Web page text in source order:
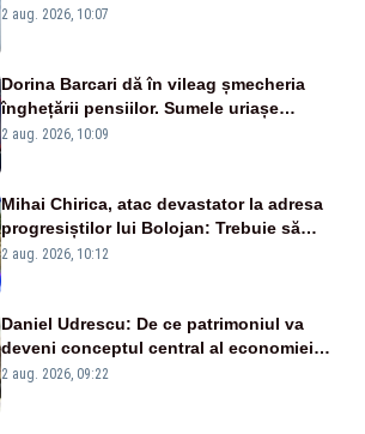
va detona o stâncă și va devia apa
2 aug. 2026, 10:07
Dorina Barcari dă în vileag șmecheria
înghețării pensiilor. Sumele uriașe
pierdute de fiecare român
2 aug. 2026, 10:09
Mihai Chirica, atac devastator la adresa
progresiștilor lui Bolojan: Trebuie să
protejăm și natura, dar nu șținem omaneii
2 aug. 2026, 10:12
Daniel Udrescu: De ce patrimoniul va
deveni conceptul central al economiei
viitoare?
2 aug. 2026, 09:22